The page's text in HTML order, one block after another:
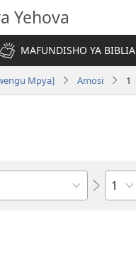
Yehova
MAFUNDISHO YA BIBLIA
Mpya] Amosi 1
Sura